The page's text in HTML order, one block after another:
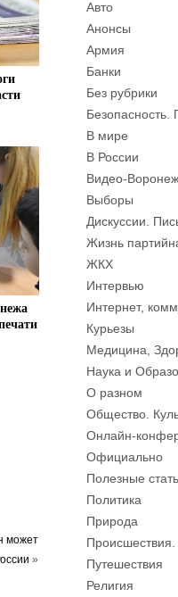
может
»
Авто
Анонсы
Армия
Банки
Без рубрики
Безопасность.
В мире
В России
Видео-Воронеж
Выборы
Дискуссии.
Жизнь
ЖКХ
Интервью
Интернет,
Курьезы
Медицина,
Наука и
О разном
Общество.
Онлайн-
Официально
Полезные
Политика
Природа
Путешествия
Религия